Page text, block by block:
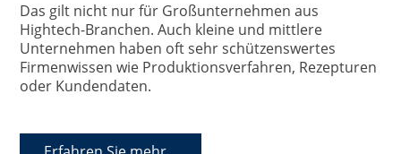
Das gilt nicht nur für Großunternehmen aus
Hightech-Branchen. Auch kleine und mittlere
Unternehmen haben oft sehr schützenswertes
Firmenwissen wie Produktionsverfahren, Rezepturen
oder Kundendaten.